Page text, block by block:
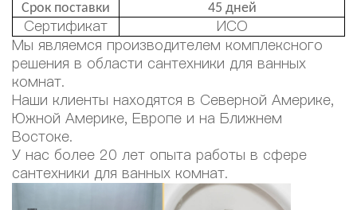
Срок поставки
45 дней
Сертификат
ИСО
Мы являемся производителем комплексного
решения в области сантехники для ванных
комнат.
Наши клиенты находятся в Северной Америке,
Южной Америке, Европе и на Ближнем
Востоке.
У нас более 20 лет опыта работы в сфере
сантехники для ванных комнат.